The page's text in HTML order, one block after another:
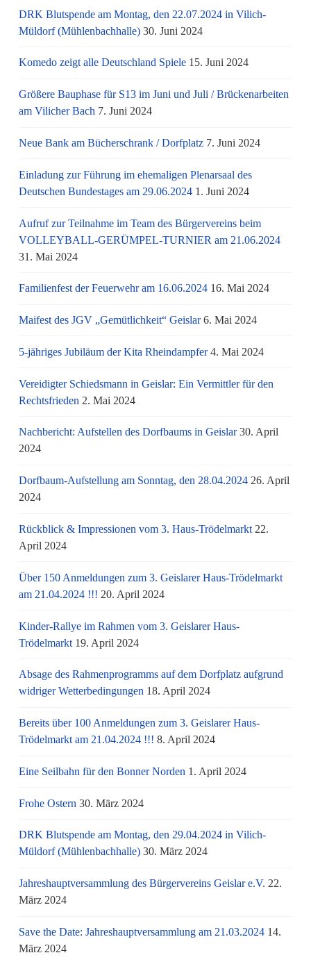
DRK Blutspende am Montag, den 22.07.2024 in Vilich-
Müldorf (Mühlenbachhalle) 30. Juni 2024
Komedo zeigt alle Deutschland Spiele 15. Juni 2024
Größere Bauphase für S13 im Juni und Juli / Brü­cken­ar­bei­ten
am Vi­li­cher Bach 7. Juni 2024
Neue Bank am Bücherschrank / Dorfplatz 7. Juni 2024
Einladung zur Führung im ehemaligen Plenarsaal des
Deutschen Bundestages am 29.06.2024 1. Juni 2024
Aufruf zur Teilnahme im Team des Bürgervereins beim
VOLLEYBALL-GERÜMPEL-TURNIER am 21.06.2024
31. Mai 2024
Familienfest der Feuerwehr am 16.06.2024 16. Mai 2024
Maifest des JGV „Gemütlichkeit“ Geislar 6. Mai 2024
5-jähriges Jubiläum der Kita Rheindampfer 4. Mai 2024
Vereidigter Schiedsmann in Geislar: Ein Vermittler für den
Rechtsfrieden 2. Mai 2024
Nachbericht: Aufstellen des Dorfbaums in Geislar 30. April
2024
Dorfbaum-Aufstellung am Sonntag, den 28.04.2024 26. April
2024
Rückblick & Impressionen vom 3. Haus-Trödelmarkt 22.
April 2024
Über 150 Anmeldungen zum 3. Geislarer Haus-Trödelmarkt
am 21.04.2024 !!! 20. April 2024
Kinder-Rallye im Rahmen vom 3. Geislarer Haus-
Trödelmarkt 19. April 2024
Absage des Rahmenprogramms auf dem Dorfplatz aufgrund
widriger Wetterbedingungen 18. April 2024
Bereits über 100 Anmeldungen zum 3. Geislarer Haus-
Trödelmarkt am 21.04.2024 !!! 8. April 2024
Eine Seilbahn für den Bonner Norden 1. April 2024
Frohe Ostern 30. März 2024
DRK Blutspende am Montag, den 29.04.2024 in Vilich-
Müldorf (Mühlenbachhalle) 30. März 2024
Jahreshauptversammlung des Bürgervereins Geislar e.V. 22.
März 2024
Save the Date: Jahreshauptversammlung am 21.03.2024 14.
März 2024